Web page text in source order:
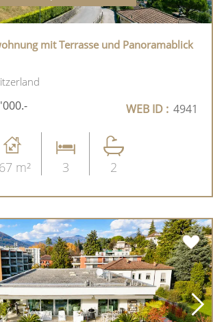
mit Terrasse und Panoramablick
WEB ID : 4941
m² 3 2